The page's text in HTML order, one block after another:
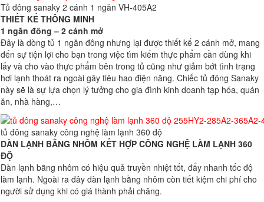
Tủ đông sanaky 2 cánh 1 ngăn VH-405A2
THIẾT KẾ THÔNG MINH
1 ngăn đông – 2 cánh mở
Đây là dòng tủ 1 ngăn đông nhưng lại được thiết kế 2 cánh mở, mang
đến sự tiện lợi cho bạn trong việc tìm kiếm thực phẩm cần dùng khi
lấy và cho vào thực phẩm bên trong tủ cũng như giảm bớt tình trạng
hơi lạnh thoát ra ngoài gây tiêu hao điện năng. Chiếc tủ đông Sanaky
này sẽ là sự lựa chọn lý tưởng cho gia đình kinh doanh tạp hóa, quán
ăn, nhà hàng,…
tủ đông sanaky công nghệ làm lạnh 360 độ
DÀN LẠNH BẰNG NHÔM KẾT HỢP CÔNG NGHỆ LÀM LẠNH 360
ĐỘ
Dàn lạnh bằng nhôm có hiệu quả truyền nhiệt tốt, đẩy nhanh tốc độ
làm lạnh. Ngoài ra đây dàn lạnh bằng nhôm còn tiết kiệm chi phí cho
người sử dụng khi có giá thành phải chăng.